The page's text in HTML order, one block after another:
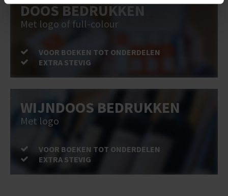
DOOS BEDRUKKEN
Met logo of full-colour
VOOR BOEKEN TOT ONDERDELEN
EXTRA STEVIG
WIJNDOOS BEDRUKKEN
Met logo
VOOR BOEKEN TOT ONDERDELEN
EXTRA STEVIG